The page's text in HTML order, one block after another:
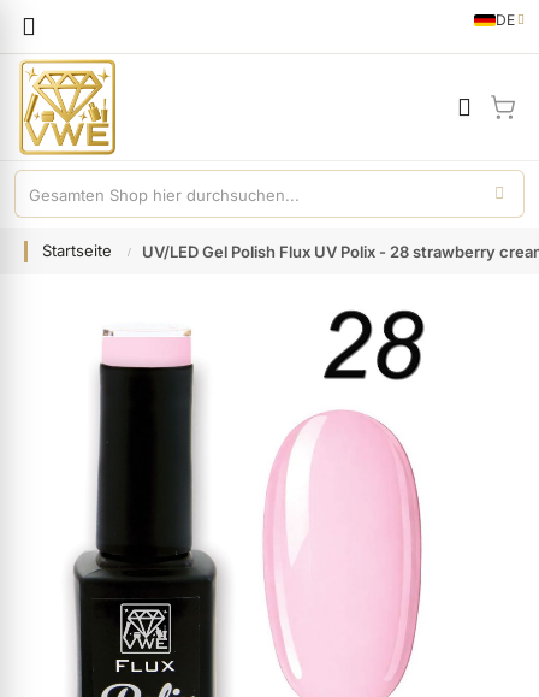
Sprache
DE
German
Weihnachtsmarkt anzeigen
Gel anzeigen
Startseite UV/LED Gel Polish Flux UV Polix - 28 strawberry